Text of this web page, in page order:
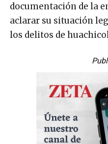
documentación de la
aclarar su situación
los delitos de